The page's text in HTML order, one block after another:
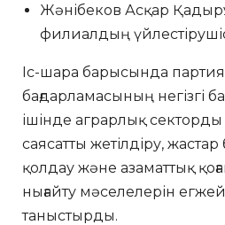
Жәнібеков Асқар
филиалдың
Іс-шара барысында партия
бағдарламасының негізгі
ішінде аграрлық секторды
саясатты жетілдіру,
қолдау және азаматтық
нығайту мәселелерін
таныстырды.